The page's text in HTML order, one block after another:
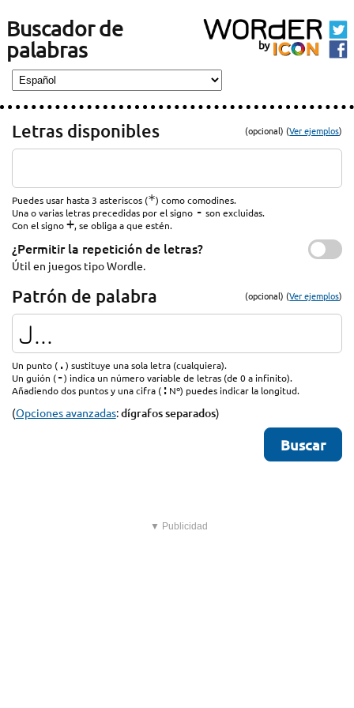
Buscador de
palabras
Letras disponibles (opcional) (Ver ejemplos)
Puedes usar hasta 3 asteriscos (*) como comodines.
Una o varias letras precedidas por el signo - son excluidas.
Con el signo+, se obliga a que estén.
¿Permitir la repetición de letras?
Útil en juegos tipo Wordle.
Patrón de palabra (opcional) (Ver ejemplos)
Un punto (.) sustituye una sola letra (cualquiera).
Un guión (-) indica un número variable de letras (de 0 a infinito).
Añadiendo dos puntos y una cifra (: Nº) puedes indicar la longitud.
(Opciones avanzadas:dígrafos separados)
▼ Publicidad